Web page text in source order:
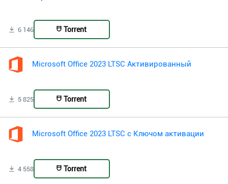
6 146 Torrent
Microsoft Office 2023 LTSC Активированный
5 825 Torrent
Microsoft Office 2023 LTSC с Ключом активации
4 558 Torrent